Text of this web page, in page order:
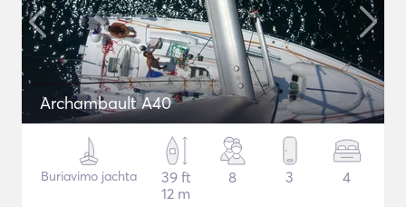
Archambault A40
Buriavimo jachta
39 ft
12 m
8 3 4